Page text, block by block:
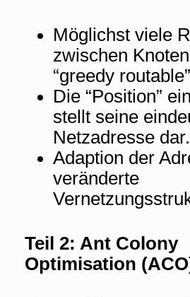
Möglichst viele
zwischen
“greedy routable”
Die “Position”
stellt seine
Netzadresse dar.
Adaption der
veränderte
Teil 2: Ant Colony
Optimisation